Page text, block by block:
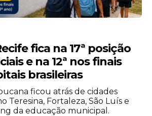
fica na 17ª posição
e na 12ª nos finais
brasileiras
ficou atrás de cidades
Teresina, Fortaleza, São Luís e
da educação municipal.